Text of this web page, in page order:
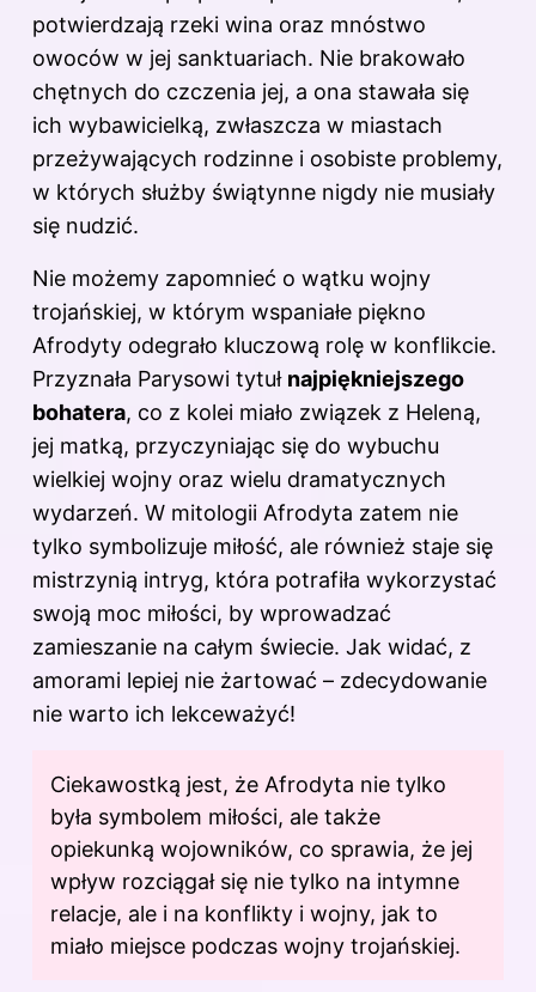
potwierdzają rzeki wina oraz mnóstwo
owoców w jej sanktuariach. Nie brakowało
chętnych do czczenia jej, a ona stawała się
ich wybawicielką, zwłaszcza w miastach
przeżywających rodzinne i osobiste problemy,
w których służby świątynne nigdy nie musiały
się nudzić.
Nie możemy zapomnieć o wątku wojny
trojańskiej, w którym wspaniałe piękno
Afrodyty odegrało kluczową rolę w konflikcie.
Przyznała Parysowi tytuł najpiękniejszego
bohatera, co z kolei miało związek z Heleną,
jej matką, przyczyniając się do wybuchu
wielkiej wojny oraz wielu dramatycznych
wydarzeń. W mitologii Afrodyta zatem nie
tylko symbolizuje miłość, ale również staje się
mistrzynią intryg, która potrafiła wykorzystać
swoją moc miłości, by wprowadzać
zamieszanie na całym świecie. Jak widać, z
amorami lepiej nie żartować – zdecydowanie
nie warto ich lekceważyć!
Ciekawostką jest, że Afrodyta nie tylko
była symbolem miłości, ale także
opiekunką wojowników, co sprawia, że jej
wpływ rozciągał się nie tylko na intymne
relacje, ale i na konflikty i wojny, jak to
miało miejsce podczas wojny trojańskiej.